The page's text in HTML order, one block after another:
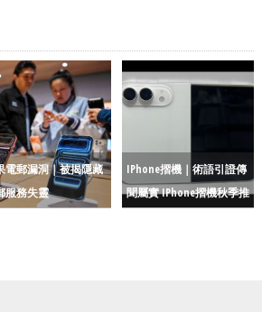
電郵漏洞｜被揭隱藏
服務失靈
IPhone摺機｜術語引證傳
聞屬實 IPhone摺機秋季推